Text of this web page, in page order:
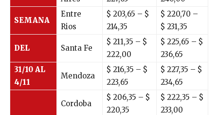
SEMANA
Entre
Rios
$ 203,65 – $
214,35
$ 220,70 –
$ 231,35
DEL Santa Fe
$ 211,35 – $
222,00
$ 225,65 – $
236,65
31/10 AL
4/11
Mendoza
$ 216,35 – $
223,65
$ 227,35 – $
234,65
Cordoba
$ 206,35 – $
220,35
$ 222,35 – $
233,00